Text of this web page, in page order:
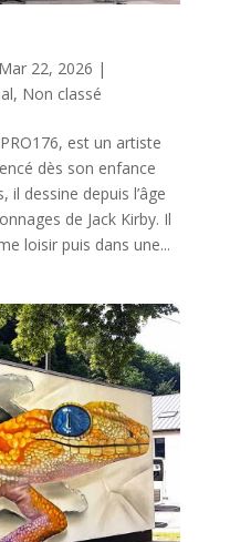
Mar 22, 2026 |
, Non classé
est un artiste
dès son enfance
dessine depuis l’âge
de Jack Kirby. Il
loisir puis dans une...